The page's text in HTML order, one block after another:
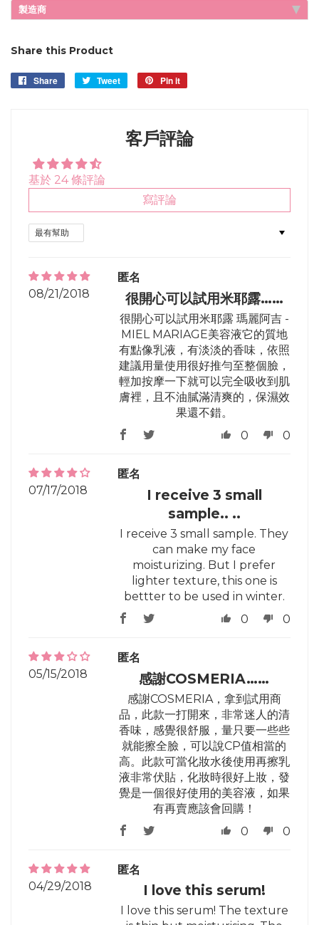
製造商
Share this Product
Share
Share
Tweet
Tweet
Pin it
客戶評論
基於 24 條評論
寫評論
08/21/2018
匿名
很開心可以試用米耶露……
很開心可以試用米耶露 瑪麗阿吉 -
MIEL MARIAGE美容液它的質地
有點像乳液，有淡淡的香味，依照
建議用量使用很好推勻至整個臉，
輕加按摩一下就可以完全吸收到肌
膚裡，且不油膩滿清爽的，保濕效
果還不錯。
0
0
07/17/2018
匿名
I receive 3 small
sample.. ..
I receive 3 small sample. They
can make my face
moisturizing. But I prefer
lighter texture, this one is
bettter to be used in winter.
0
0
05/15/2018
匿名
感謝COSMERIA……
感謝COSMERIA，拿到試用商
品，此款一打開來，非常迷人的清
香味，感覺很舒服，量只要一些些
就能擦全臉，可以說CP值相當的
高。此款可當化妝水後使用再擦乳
液非常伏貼，化妝時很好上妝，發
覺是一個很好使用的美容液，如果
有再賣應該會回購！
0
0
04/29/2018
匿名
I love this serum!
I love this serum! The texture